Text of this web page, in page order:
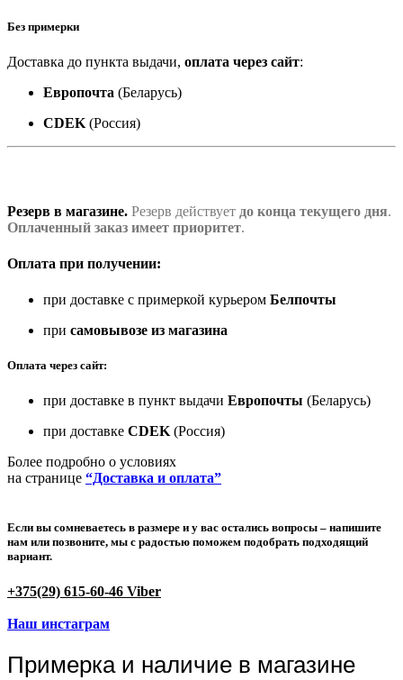
Без примерки
Доставка до пункта выдачи, оплата через сайт:
Европочта (Беларусь)
CDEK (Россия)
Резерв в магазине. Резерв действует до конца текущего дня.
Оплаченный заказ имеет приоритет.
Оплата при получении:
при доставке с примеркой курьером Белпочты
при самовывозе из магазина
Оплата через сайт:
при доставке в пункт выдачи Европочты (Беларусь)
при доставке CDEK (Россия)
Более подробно о условиях
на странице “Доставка и оплата”
Если вы сомневаетесь в размере и у вас остались вопросы – напишите
нам или позвоните, мы с радостью поможем подобрать подходящий
вариант.
+375(29) 615-60-46 Viber
Наш инстаграм
Примерка и наличие в магазине